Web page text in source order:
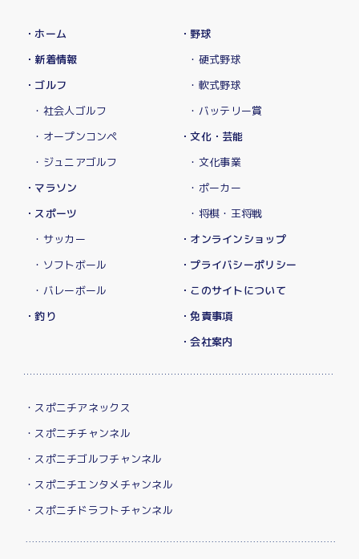
・ホーム
・新着情報
・ゴルフ
・社会人ゴルフ
・オープンコンペ
・ジュニアゴルフ
・マラソン
・スポーツ
・サッカー
・ソフトボール
・バレーボール
・釣り
・野球
・硬式野球
・軟式野球
・バッテリー賞
・文化・芸能
・文化事業
・ポーカー
・将棋・王将戦
・オンラインショップ
・プライバシーポリシー
・このサイトについて
・免責事項
・会社案内
・スポニチアネックス
・スポニチチャンネル
・スポニチゴルフチャンネル
・スポニチエンタメチャンネル
・スポニチドラフトチャンネル